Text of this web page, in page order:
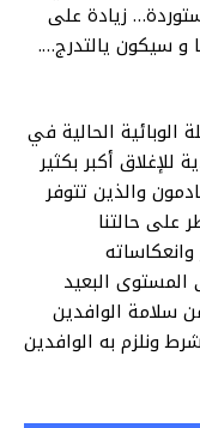
زيادة على
سيكون يالتدرج….
الوبائية الحالية في
للإغلاق أكبر بكثير
والذين تتوفر
حالتنا
وانعكاساته
المستوى البعيد
سلامة الوافدين
ونلزم به الوافدين